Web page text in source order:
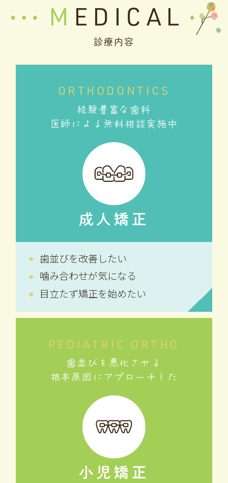
MEDICAL
診療内容
ORTHODONTICS
経験豊富な歯科
医師による無料相談実施中
成人矯正
歯並びを改善したい
噛み合わせが気になる
目立たず矯正を始めたい
PEDIATRIC ORTHO
歯並びを悪化させる
根本原因にアプローチした
小児矯正